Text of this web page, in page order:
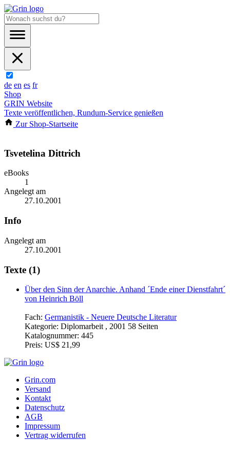
de en es fr
Shop
GRIN Website
Texte veröffentlichen, Rundum-Service genießen
Zur Shop-Startseite
Tsvetelina Dittrich
eBooks
1
Angelegt am
27.10.2001
Info
Angelegt am
27.10.2001
Texte (1)
Über den Sinn der Anarchie. Anhand ´Ende einer Dienstfahrt´
von Heinrich Böll
Fach: Germanistik - Neuere Deutsche Literatur
Kategorie: Diplomarbeit , 2001 58 Seiten
Katalognummer: 445
Preis: US$ 21,99
Grin.com
Versand
Kontakt
Datenschutz
AGB
Impressum
Vertrag widerrufen